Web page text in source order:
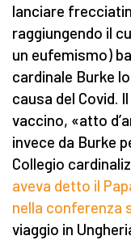
lanciare
raggiungendo il
un eufemismo)
cardinale Burke
causa del Covid.
vaccino, «atto
invece da Burke
Collegio
aveva detto il
nella conferenza
viaggio in